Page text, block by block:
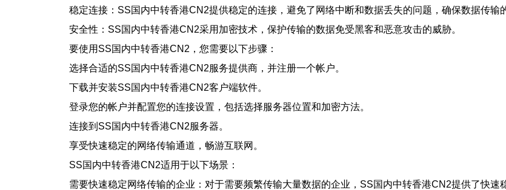
稳定连接：SS国内中转香港CN2提供稳定的连接，避免了网络中断和数据丢失的问题，确保数据传输
安全性：SS国内中转香港CN2采用加密技术，保护传输的数据免受黑客和恶意攻击的威胁。
要使用SS国内中转香港CN2，您需要以下步骤：
选择合适的SS国内中转香港CN2服务提供商，并注册一个帐户。
下载并安装SS国内中转香港CN2客户端软件。
登录您的帐户并配置您的连接设置，包括选择服务器位置和加密方法。
连接到SS国内中转香港CN2服务器。
享受快速稳定的网络传输通道，畅游互联网。
SS国内中转香港CN2适用于以下场景：
需要快速稳定网络传输的企业：对于需要频繁传输大量数据的企业，SS国内中转香港CN2提供了快速